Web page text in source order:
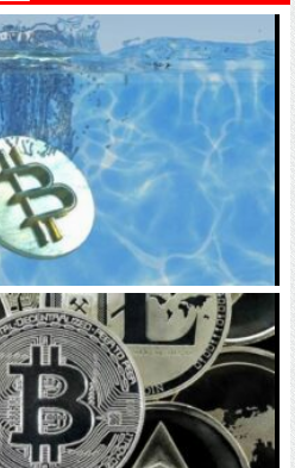
اتفاق تاریخی در بازار